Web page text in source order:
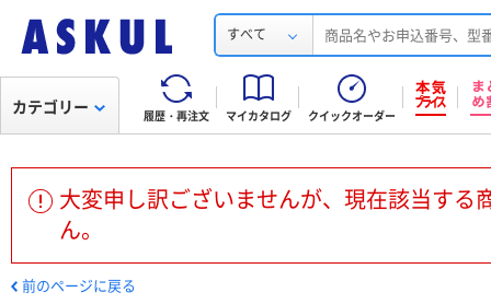
すべて
履歴・再注文 マイカタログ クイックオーダー
カテゴリー
大変申し訳ございませんが、現在該当する
ん。
前のページに戻る